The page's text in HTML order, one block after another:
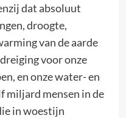
dat absoluut
droogte,
van de aarde
voor onze
en onze water- en
miljard mensen in de
in woestijn